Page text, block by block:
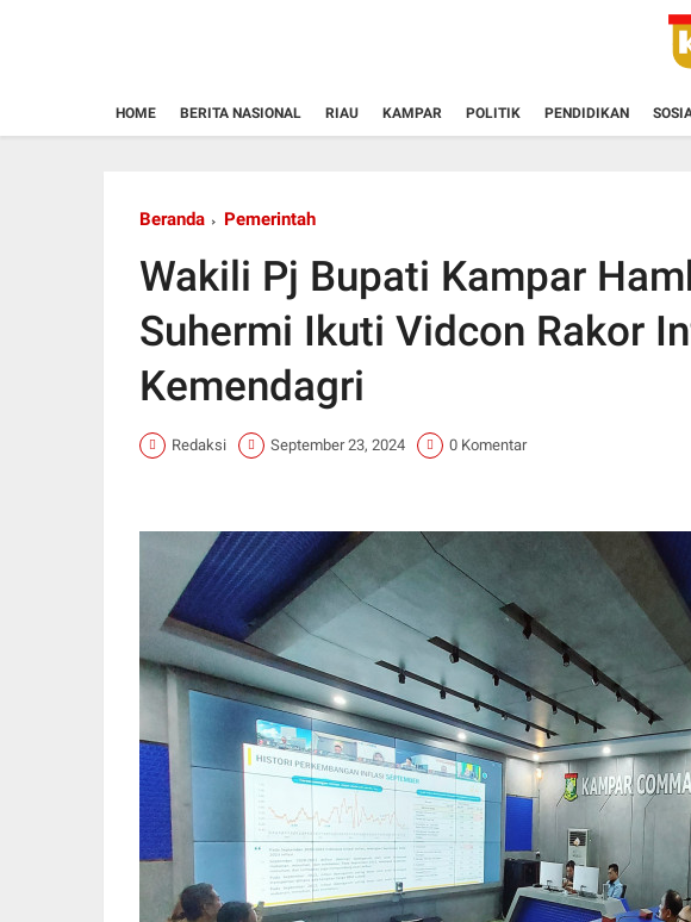
HOME BERITA NASIONAL RIAU KAMPAR POLITIK PENDIDIKAN
Beranda Pemerintah
Wakili Pj Bupati Kampar
Suhermi Ikuti Vidcon Rakor
Kemendagri
Redaksi September 23, 2024 0 Komentar